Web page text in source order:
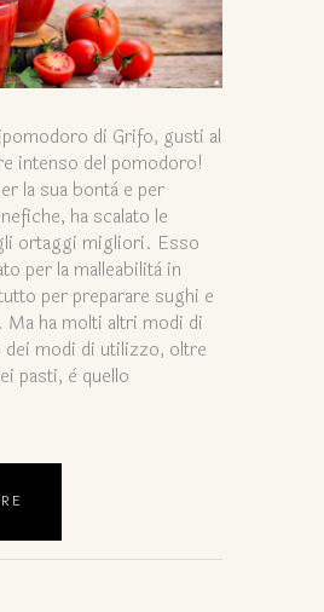
di Grifo, gusti al
intenso del pomodoro!
la sua bontà e per
ha scalato le
ortaggi migliori. Esso
per la malleabilità in
per preparare sughi e
Ma ha molti altri modi di
modi di utilizzo, oltre
pasti, è quello